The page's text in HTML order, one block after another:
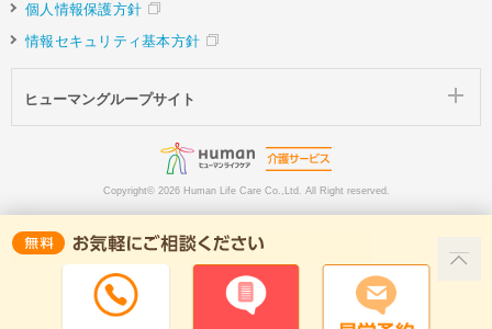
個人情報保護方針
情報セキュリティ基本方針
ヒューマングループサイト
Copyright© 2026 Human Life Care Co.,Ltd. All Right reserved.